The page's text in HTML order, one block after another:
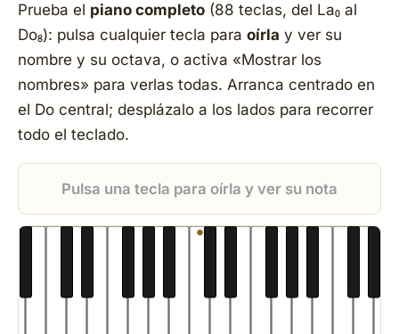
Prueba el piano completo (88 teclas, del La₀ al
Do₈): pulsa cualquier tecla para oírla y ver su
nombre y su octava, o activa «Mostrar los
nombres» para verlas todas. Arranca centrado en
el Do central; desplázalo a los lados para recorrer
todo el teclado.
Pulsa una tecla para oírla y ver su nota